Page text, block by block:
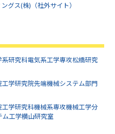
グス(株)（社外サイト）
研究科電気系工学専攻松橋研究
学研究院先端機械システム部門
学研究科機械系専攻機械工学分
工学横山研究室